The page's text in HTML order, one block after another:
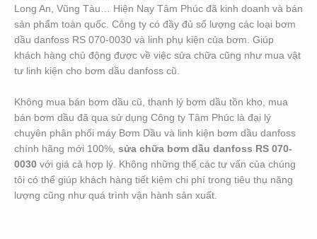
Long An, Vũng Tàu… Hiện Nay Tâm Phúc đã kinh doanh và bán
sản phẩm toàn quốc. Công ty có đầy đủ số lượng các loại bơm
dầu danfoss RS 070-0030 và linh phụ kiện của bơm. Giúp
khách hàng chủ động được về việc sửa chữa cũng như mua vật
tư linh kiện cho bơm dầu danfoss cũ.
Không mua bán bơm dầu cũ, thanh lý bơm dầu tồn kho, mua
bán bơm dầu đã qua sử dụng Công ty Tâm Phúc là đại lý
chuyên phân phối máy Bơm Dầu và linh kiện bơm dầu danfoss
chính hãng mới 100%, sửa chữa bơm dầu danfoss RS 070-
0030 với giá cả hợp lý. Không những thế các tư vấn của chúng
tôi có thể giúp khách hàng tiết kiệm chi phí trong tiêu thụ năng
lượng cũng như quá trình vận hành sản xuất.